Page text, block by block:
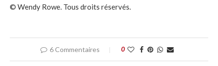
© Wendy Rowe. Tous droits réservés.
6 Commentaires 0